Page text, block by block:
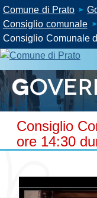
Comune di Prato
Consiglio comunale
Consiglio Comunale
Consiglio
ore 14:30